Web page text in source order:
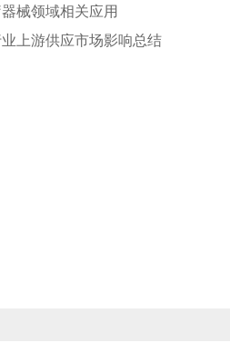
械领域相关应用
上游供应市场影响总结